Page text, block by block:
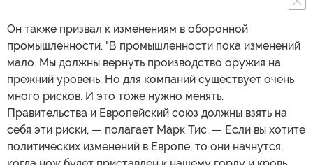
Он также призвал к изменениям в оборонной
промышленности. "В промышленности пока изменений
мало. Мы должны вернуть производство оружия на
прежний уровень. Но для компаний существует очень
много рисков. И это тоже нужно менять.
Правительства и Европейский союз должны взять на
себя эти риски, — полагает Марк Тис. — Если вы хотите
политических изменений в Европе, то они начнутся,